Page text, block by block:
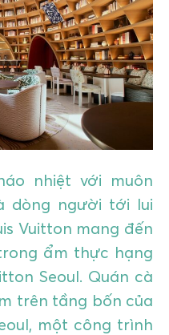
nhiệt với muôn
dòng người tới lui
Vuitton mang đến
ẩm thực hạng
Seoul. Quán cà
trên tầng bốn của
một công trình